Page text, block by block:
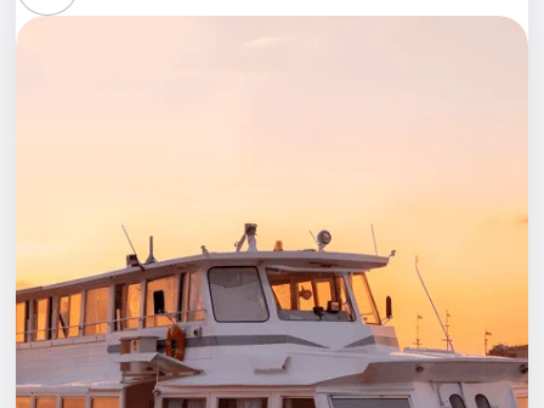
Стендап
События
Города